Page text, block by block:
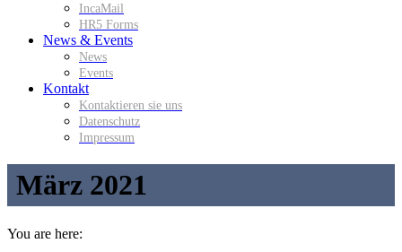
IncaMail
HR5 Forms
News & Events
News
Events
Kontakt
Kontaktieren sie uns
Datenschutz
Impressum
März 2021
You are here: